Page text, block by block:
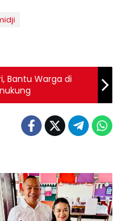
Bantu Warga di